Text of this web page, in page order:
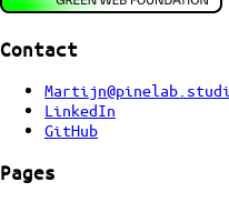
Contact
LinkedIn
GitHub
Pages